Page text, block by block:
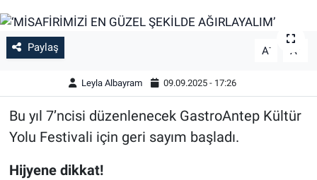
Paylaş A- A
Leyla Albayram 09.09.2025 - 17:26
Bu yıl 7’ncisi düzenlenecek GastroAntep Kültür
Yolu Festivali için geri sayım başladı.
Hijyene dikkat!
EĞİTİM